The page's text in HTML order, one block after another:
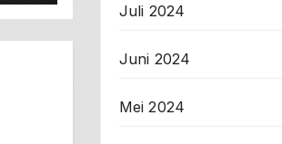
Juli 2024
Juni 2024
Mei 2024